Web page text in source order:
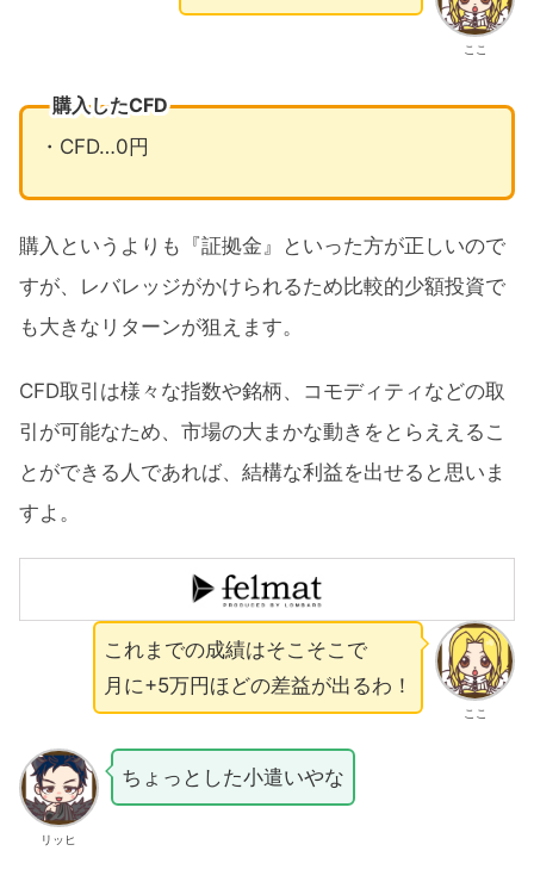
ここ
購入したCFD
・CFD…0円
購入というよりも『証拠金』といった方が正しいので
すが、レバレッジがかけられるため比較的少額投資で
も大きなリターンが狙えます。
CFD取引は様々な指数や銘柄、コモディティなどの取
引が可能なため、市場の大まかな動きをとらええるこ
とができる人であれば、結構な利益を出せると思いま
すよ。
ここ
これまでの成績はそこそこで
月に+5万円ほどの差益が出るわ！
リッヒ
ちょっとした小遣いやな